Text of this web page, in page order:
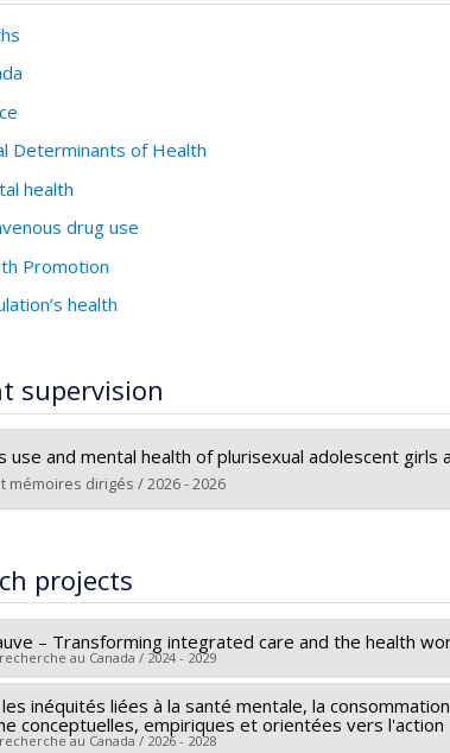
Determinants of Health
health
drug use
Promotion
health
supervision
use and mental health of plurisexual adolescent
mémoires dirigés / 2026 - 2026
M. Sc.
le document dans Papyrus
projects
– Transforming integrated care and the health
au Canada / 2024 - 2029
: Edward Ou Jin Lee
:Maria-Pilar Ramírez García,Sue-Ann
inéquités liées à la santé mentale, la
conceptuelles, empiriques et orientées vers l'action
au Canada / 2026 - 2028